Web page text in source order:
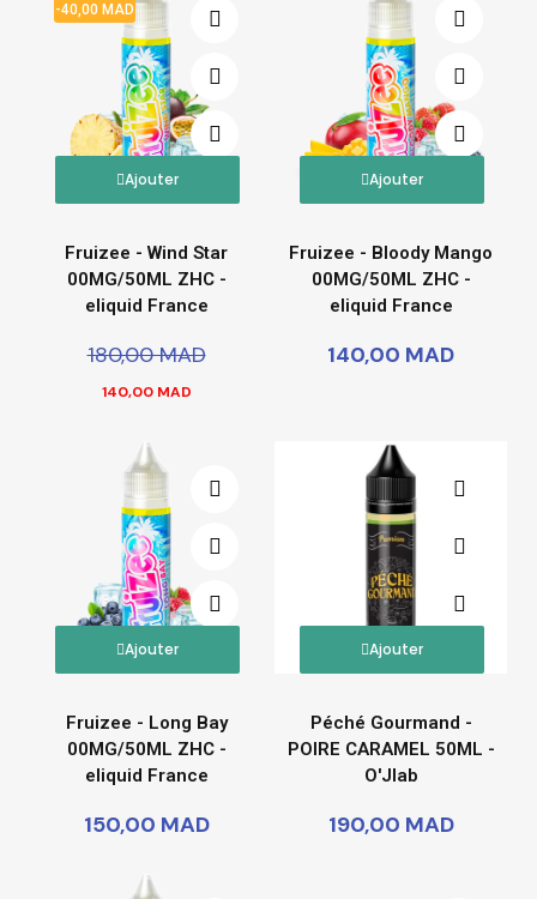
-40,00 MAD
Ajouter
Fruizee - Wind Star
00MG/50ML ZHC -
eliquid France
180,00 MAD
140,00 MAD
Ajouter
Fruizee - Bloody Mango
00MG/50ML ZHC -
eliquid France
140,00 MAD
Ajouter
Fruizee - Long Bay
00MG/50ML ZHC -
eliquid France
150,00 MAD
Ajouter
Péché Gourmand -
POIRE CARAMEL 50ML -
O'Jlab
190,00 MAD